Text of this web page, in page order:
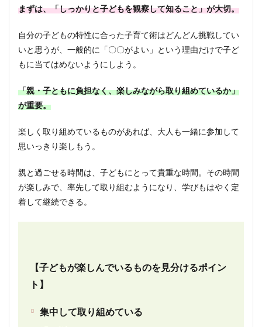
まずは、「しっかりと子どもを観察して知ること」が大切。
自分の子どもの特性に合った子育て術はどんどん挑戦してい
いと思うが、一般的に「〇〇がよい」という理由だけで子ど
もに当てはめないようにしよう。
「親・子ともに負担なく、楽しみながら取り組めているか」
が重要。
楽しく取り組めているものがあれば、大人も一緒に参加して
思いっきり楽しもう。
親と過ごせる時間は、子どもにとって貴重な時間。その時間
が楽しみで、率先して取り組むようになり、学びもはやく定
着して継続できる。
【子どもが楽しんでいるものを見分けるポイン
ト】
集中して取り組めている